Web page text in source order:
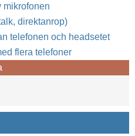
mikrofonen
direktanrop)
telefonen och headsetet
flera telefoner